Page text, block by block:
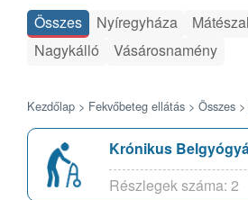
Összes Nyíregyháza
Nagykálló
Vásárosnamény
Kezdőlap > Fekvőbeteg ellátás > Összes >
Krónikus
Részlegek száma: 2